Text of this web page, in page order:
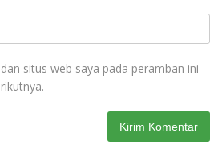
situs web saya pada peramban ini